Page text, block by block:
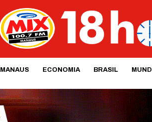
MANAUS ECONOMIA BRASIL